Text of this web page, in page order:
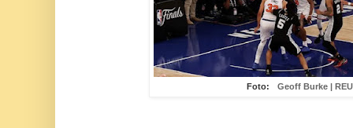
Foto: Geoff Burke |